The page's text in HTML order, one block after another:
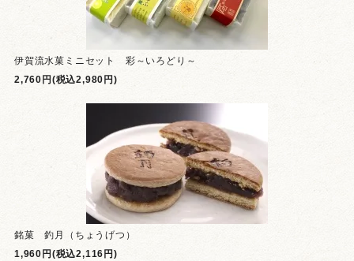
伊賀流水菓ミニセット 彩～いろどり～
2,760円(税込2,980円)
銘菓 釣月（ちょうげつ）
1,960円(税込2,116円)